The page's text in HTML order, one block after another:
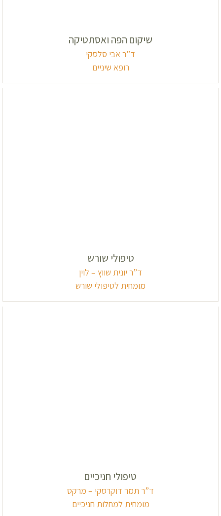
שיקום הפה ואסתטיקה
ד”ר אבי סלסקי
רופא שיניים
טיפולי שורש
ד”ר יונית שווץ – לוין
מומחית לטיפולי שורש
טיפולי חניכיים
ד”ר תמר דוקרסקי – מרקס
מומחית למחלות חניכיים